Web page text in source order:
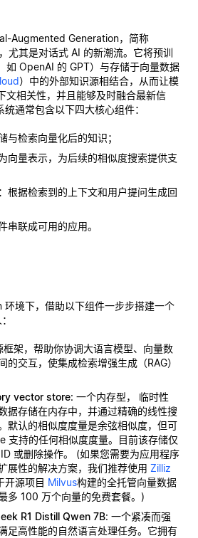
Augmented Generation，简称
尤其是对话式 AI 的新潮流。它将预训
如 OpenAI 的 GPT）与存储于向量数据
）中的外部知识源相结合，从而让模
文相关性，并且能够及时融合最新信
通常包含以下四大核心组件：
与检索向量化后的知识；
向量表示，为后续的相似度搜索提供支
根据检索到的上下文和用户提问生成回
串联成可用的应用。
境下，借助以下组件一步步搭建一个
框架，帮助你协调大语言模型、向量数
的交互，使集成检索增强生成（RAG）
vector store: 一个内存型， 临时性
据存储在内存中，并通过精确的线性搜
默认的相似度度量是余弦相似度，但可
支持的任何相似度度量。目前该存储仅
或删除操作。 (如果您需要为应用程序
展性的解决方案，我们推荐使用 Zilliz
开源项目 Milvus构建的全托管向量数据
多 100 万个向量的免费套餐。)
R1 Distill Qwen 7B: 一个紧凑而强
足高性能的自然语言处理任务。它拥有